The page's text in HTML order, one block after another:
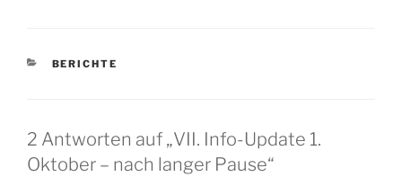
KATEGORIEN
BERICHTE
2 Antworten auf „VII. Info-Update 1.
Oktober – nach langer Pause“